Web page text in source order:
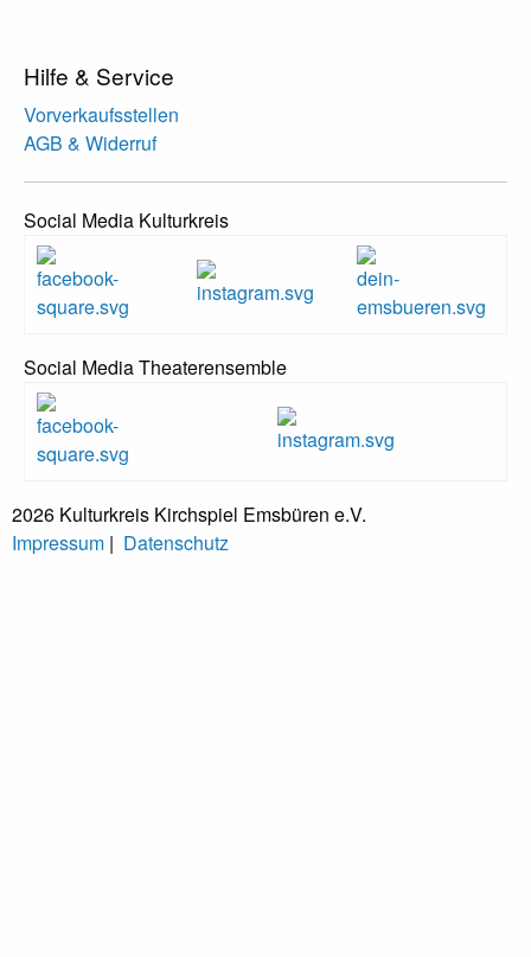
Hilfe & Service
Vorverkaufsstellen
AGB & Widerruf
Social Media Kulturkreis
Social Media Theaterensemble
2026 Kulturkreis Kirchspiel Emsbüren e.V.
Impressum | Datenschutz